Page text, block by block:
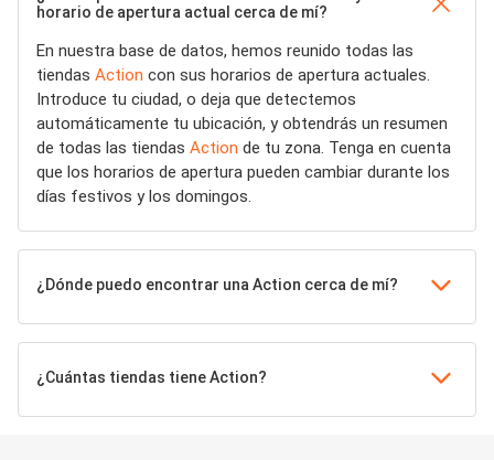
horario de apertura actual cerca de mí?
En nuestra base de datos, hemos reunido todas las
tiendas Action con sus horarios de apertura actuales.
Introduce tu ciudad, o deja que detectemos
automáticamente tu ubicación, y obtendrás un resumen
de todas las tiendas Action de tu zona. Tenga en cuenta
que los horarios de apertura pueden cambiar durante los
días festivos y los domingos.
¿Dónde puedo encontrar una Action cerca de mí?
¿Cuántas tiendas tiene Action?